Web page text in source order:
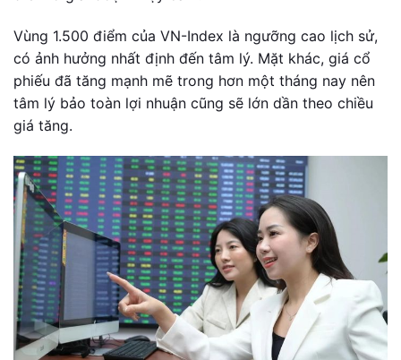
Vùng 1.500 điểm của VN-Index là ngưỡng cao lịch sử,
có ảnh hưởng nhất định đến tâm lý. Mặt khác, giá cổ
phiếu đã tăng mạnh mẽ trong hơn một tháng nay nên
tâm lý bảo toàn lợi nhuận cũng sẽ lớn dần theo chiều
giá tăng.